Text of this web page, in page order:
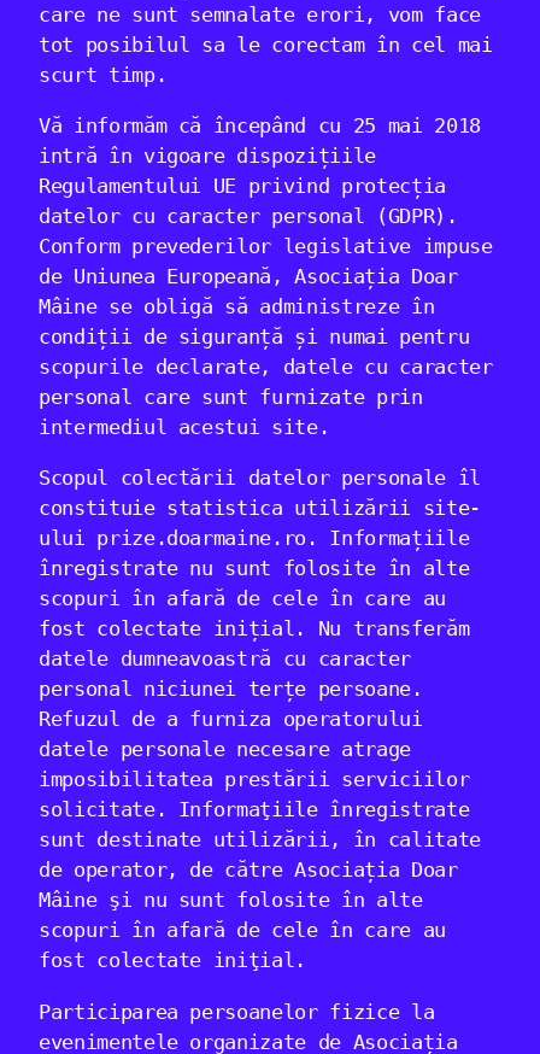
care ne sunt semnalate erori, vom face
tot posibilul sa le corectam în cel mai
scurt timp.
Vă informăm că începând cu 25 mai 2018
intră în vigoare dispozițiile
Regulamentului UE privind protecția
datelor cu caracter personal (GDPR).
Conform prevederilor legislative impuse
de Uniunea Europeană, Asociația Doar
Mâine se obligă să administreze în
condiții de siguranță și numai pentru
scopurile declarate, datele cu caracter
personal care sunt furnizate prin
intermediul acestui site.
Scopul colectării datelor personale îl
constituie statistica utilizării site-
ului prize.doarmaine.ro. Informațiile
înregistrate nu sunt folosite în alte
scopuri în afară de cele în care au
fost colectate inițial. Nu transferăm
datele dumneavoastră cu caracter
personal niciunei terțe persoane.
Refuzul de a furniza operatorului
datele personale necesare atrage
imposibilitatea prestării serviciilor
solicitate. Informaţiile înregistrate
sunt destinate utilizării, în calitate
de operator, de către Asociația Doar
Mâine şi nu sunt folosite în alte
scopuri în afară de cele în care au
fost colectate iniţial.
Participarea persoanelor fizice la
evenimentele organizate de Asociația